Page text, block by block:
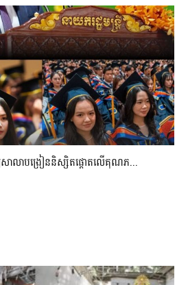
ាលាបង្រៀននិស្សិតផ្តោតលើគុណភ...